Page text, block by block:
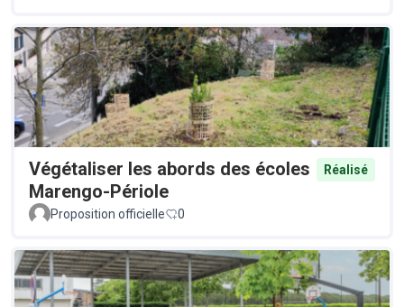
Végétaliser les abords des écoles
Marengo-Périole
Réalisé
Proposition officielle 0